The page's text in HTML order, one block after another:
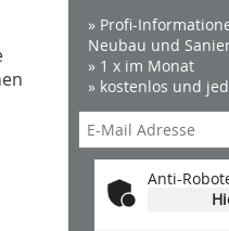
» Profi-
Neubau und
» 1 x im Monat
» kostenlos und
Anti-